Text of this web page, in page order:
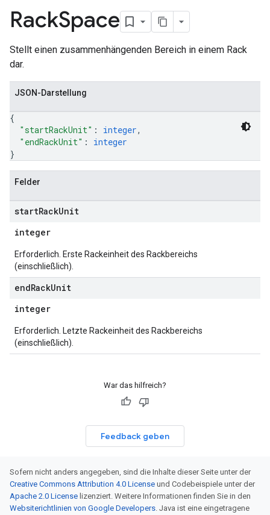
RackSpace
Stellt einen zusammenhängenden Bereich in einem Rack
dar.
JSON-Darstellung
{
"startRackUnit" : integer,
"endRackUnit" : integer
}
Felder
startRackUnit
integer
Erforderlich. Erste Rackeinheit des Rackbereichs
(einschließlich).
endRackUnit
integer
Erforderlich. Letzte Rackeinheit des Rackbereichs
(einschließlich).
War das hilfreich?
Feedback geben
Sofern nicht anders angegeben, sind die Inhalte dieser Seite unter der
Creative Commons Attribution 4.0 License und Codebeispiele unter der
Apache 2.0 License lizenziert. Weitere Informationen finden Sie in den
Websiterichtlinien von Google Developers. Java ist eine eingetragene